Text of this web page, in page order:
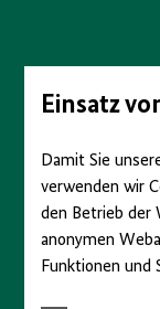
Seiteninhalt
springenEinsatz
Damit Sie
verwenden wir
den Betrieb der
anonymen
Funktionen und